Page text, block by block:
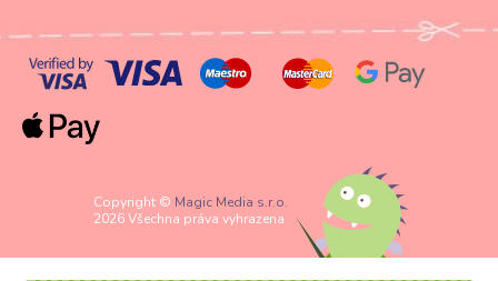
Copyright © Magic Media s.r.o.
2026 Všechna práva vyhrazena